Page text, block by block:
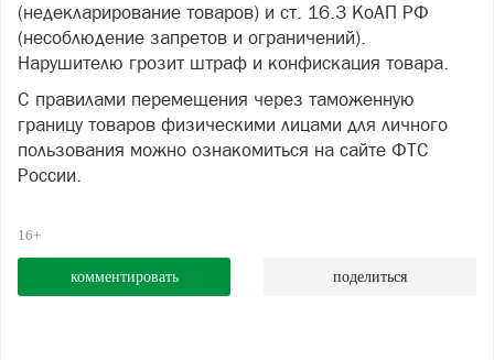
(недекларирование товаров) и ст. 16.3 КоАП РФ
(несоблюдение запретов и ограничений).
Нарушителю грозит штраф и конфискация товара.
С правилами перемещения через таможенную
границу товаров физическими лицами для личного
пользования можно ознакомиться на сайте ФТС
России.
16+
комментировать поделиться